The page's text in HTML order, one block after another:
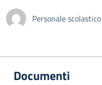
Personale scolastico
Documenti